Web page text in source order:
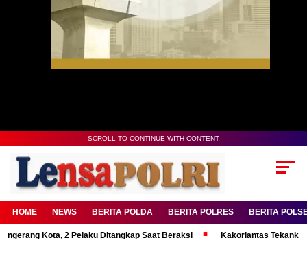
SCROLL TO CONTINUE WITH CONTENT
HOME NEWS BERITA POLDA BERITA POLRES BERITA
2 Pelaku Ditangkap Saat Beraksi Kakorlantas Tekankan Mental